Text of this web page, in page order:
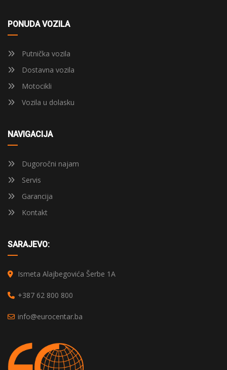
PONUDA VOZILA
Putnička vozila
Dostavna vozila
Motocikli
Vozila u dolasku
NAVIGACIJA
Dugoročni najam
Servis
Garancija
Kontakt
SARAJEVO:
Ismeta Alajbegovića Šerbe 1A
+387 62 800 800
info@eurocentar.ba